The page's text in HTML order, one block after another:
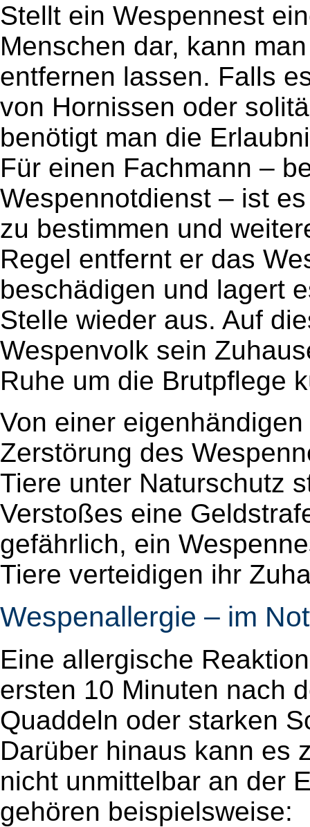
Stellt ein Wespennest
Menschen dar, kann
entfernen lassen. Falls
von Hornissen oder
benötigt man die
Für einen Fachmann –
Wespennotdienst – ist
zu bestimmen und
Regel entfernt er das
beschädigen und lagert
Stelle wieder aus. Auf
Wespenvolk sein
Ruhe um die Brutpflege
Von einer
Zerstörung des
Tiere unter Naturschutz
Verstoßes eine
gefährlich, ein
Tiere verteidigen ihr
Wespenallergie – im
Eine allergische
ersten 10 Minuten nach
Quaddeln oder starken
Darüber hinaus kann es
nicht unmittelbar an der
gehören beispielsweise: